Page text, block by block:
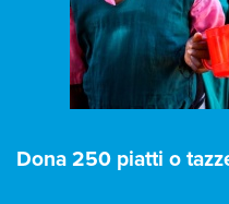
Dona 250 piatti o